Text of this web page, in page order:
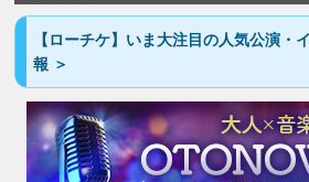
【ローチケ】いま大注目の人気公演・
報 ＞